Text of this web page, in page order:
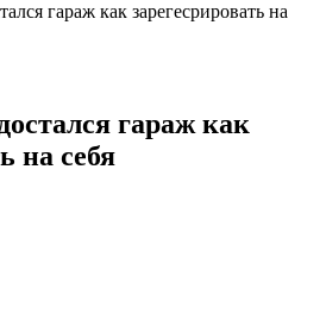
гараж как зарегесрировать на
гараж как
на себя